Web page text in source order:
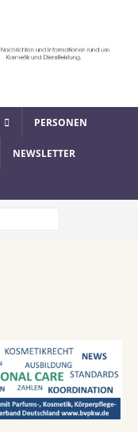
PERSONEN
NEWSLETTER